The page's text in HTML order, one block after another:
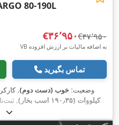
80-190L
‎€۳۶٬۹۵۰ ‎€۳۷٬۹۵۰
VB به اضافه مالیات بر ارزش افزوده
تماس بگیرید
وضعیت: خوب (دست دوم),
کیلووات (۱۹۰٫۳۵ اسب بخار)
,
۴٬۸۲۰
میلی‌متر, سوخت:دیزل, رنگ:سفید